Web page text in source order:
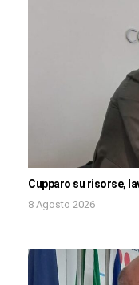
Cupparo su risorse,
8 Agosto 2026